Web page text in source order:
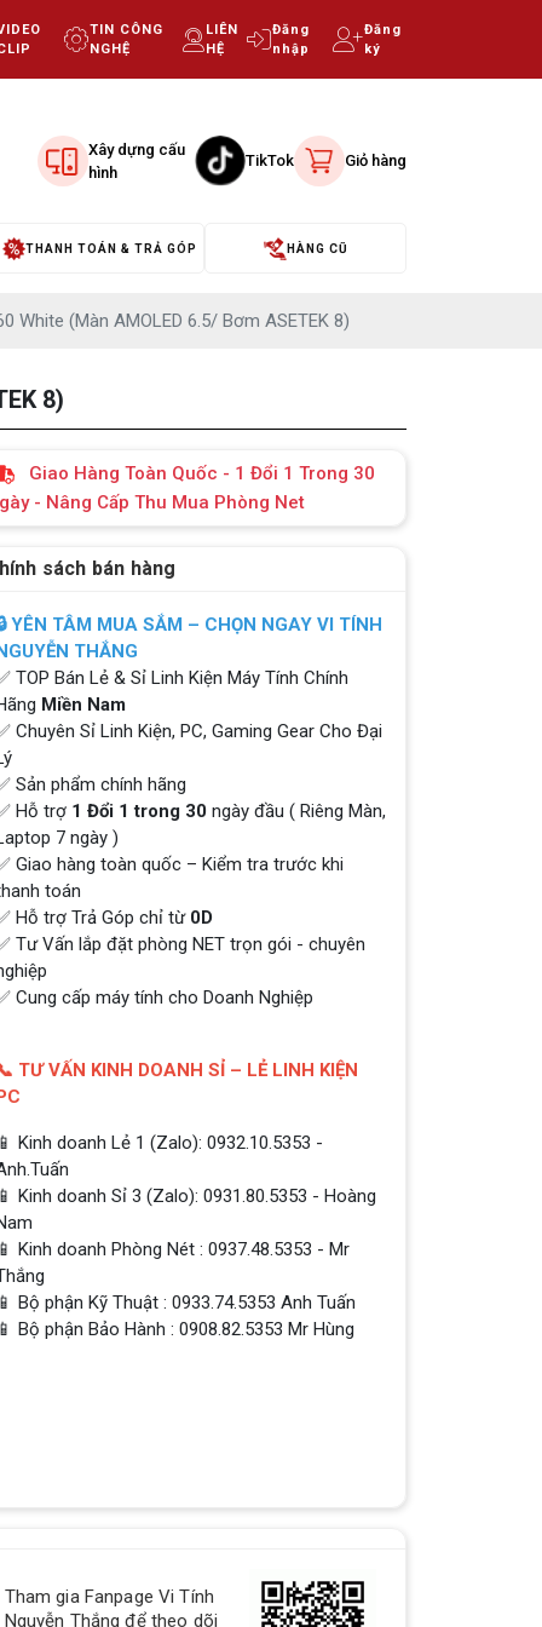
TIN CÔNG
NGHỆ
LIÊN
HỆ
Đăng
nhập
Đăng
ký
Xây dựng cấu
hình
TikTok Giỏ hàng
THANH TOÁN & TRẢ GÓP HÀNG CŨ
White (Màn AMOLED 6.5/ Bơm ASETEK 8)
8)
Giao Hàng Toàn Quốc - 1 Đổi 1 Trong 30
- Nâng Cấp Thu Mua Phòng Net
sách bán hàng
YÊN TÂM MUA SẮM – CHỌN NGAY VI TÍNH
THẮNG
TOP Bán Lẻ & Sỉ Linh Kiện Máy Tính Chính
Miền Nam
Chuyên Sỉ Linh Kiện, PC, Gaming Gear Cho Đại
Sản phẩm chính hãng
Hỗ trợ 1 Đổi 1 trong 30 ngày đầu ( Riêng Màn,
7 ngày )
Giao hàng toàn quốc – Kiểm tra trước khi
toán
Hỗ trợ Trả Góp chỉ từ 0D
Tư Vấn lắp đặt phòng NET trọn gói - chuyên
Cung cấp máy tính cho Doanh Nghiệp
TƯ VẤN KINH DOANH SỈ – LẺ LINH KIỆN
📱 Kinh doanh Lẻ 1 (Zalo): 0932.10.5353 -
📱 Kinh doanh Sỉ 3 (Zalo): 0931.80.5353 - Hoàng
📱 Kinh doanh Phòng Nét : 0937.48.5353 - Mr
📱 Bộ phận Kỹ Thuật : 0933.74.5353 Anh Tuấn
📱 Bộ phận Bảo Hành : 0908.82.5353 Mr Hùng
Tham gia Fanpage Vi Tính
Nguyễn Thắng để theo dõi
QUÀ TẶNG TƯNG BỪNG -
CHÀO MỪNG NĂM MỚI